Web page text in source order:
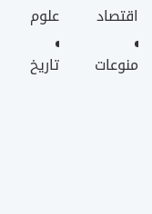
اقتصاد
منوعات
علوم
تاريخ